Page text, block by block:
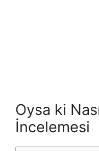
Oysa ki
İncelemesi